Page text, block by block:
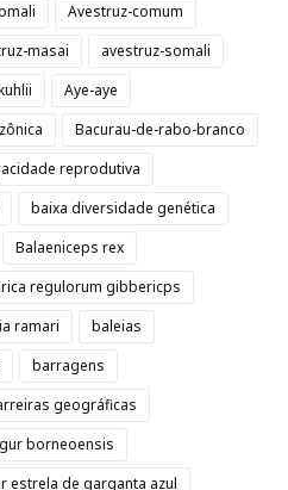
Avestruz-comum
masai
avestruz-somali
Aye-aye
Bacurau-de-rabo-branco
reprodutiva
baixa diversidade genética
Balaeniceps rex
regulorum gibbericps
ramari
baleias
barragens
geográficas
borneoensis
estrela de garganta azul